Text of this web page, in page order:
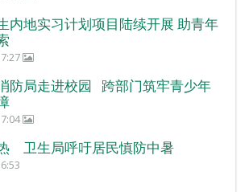
内地实习计划项目陆续开展 助青年
防局走进校园 跨部门筑牢青少年
卫生局呼吁居民慎防中暑